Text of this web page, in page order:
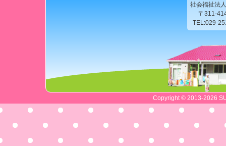
社会福祉法
〒311-
TEL:029-
Copyright © 2013-2026